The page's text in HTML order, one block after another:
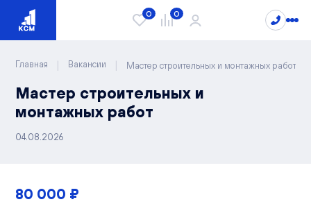
Проекты
Сити Парк
РИВЕР ПАРК
Квартиры
1-комнатные
0 0
Главная | Вакансии | Мастер строительных и монтажных работ
Мастер строительных и
монтажных работ
04.08.2026
80 000 ₽